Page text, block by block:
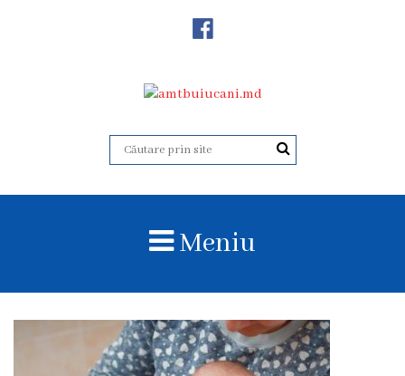
Acreditare
administrativă
Centrul
Meniu